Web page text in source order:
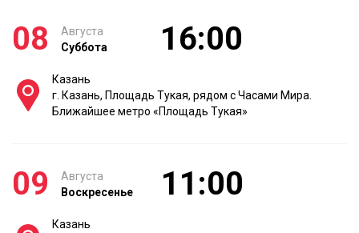
08
Августа
Суббота
16:00
Казань
г. Казань, Площадь Тукая, рядом с Часами Мира.
Ближайшее метро «Площадь Тукая»
09
Августа
Воскресенье
11:00
Казань